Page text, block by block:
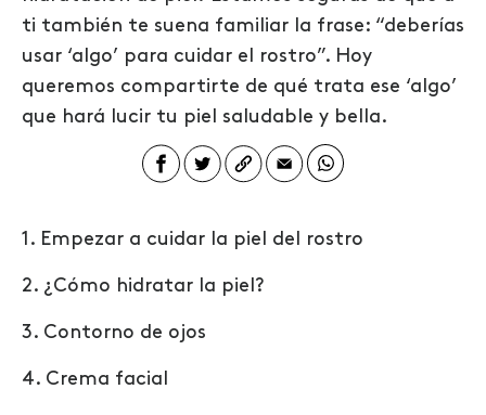
ti también te suena familiar la frase: “deberías
usar ‘algo’ para cuidar el rostro”. Hoy
queremos compartirte de qué trata ese ‘algo’
que hará lucir tu piel saludable y bella.
1. Empezar a cuidar la piel del rostro
2. ¿Cómo hidratar la piel?
3. Contorno de ojos
4. Crema facial